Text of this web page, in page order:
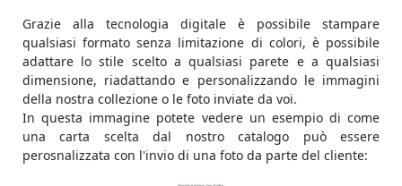
Grazie alla tecnologia digitale è possibile stampare
qualsiasi formato senza limitazione di colori, è possibile
adattare lo stile scelto a qualsiasi parete e a qualsiasi
dimensione, riadattando e personalizzando le immagini
della nostra collezione o le foto inviate da voi.
In questa immagine potete vedere un esempio di come
una carta scelta dal nostro catalogo può essere
perosnalizzata con l'invio di una foto da parte del cliente: